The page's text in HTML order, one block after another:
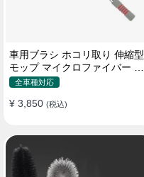
車用ブラシ ホコリ取り 伸縮型
モップ マイクロファイバー 洗
車道具 軽量・コンパクト
全車種対応
¥ 3,850 (税込)